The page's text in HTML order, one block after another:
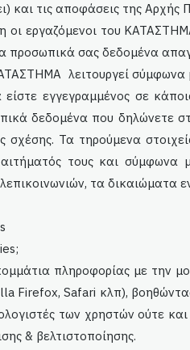
και τις αποφάσεις της
οι εργαζόμενοι του
προσωπικά σας δεδομένα
λειτουργεί
είστε εγγεγραμμένος σε
δεδομένα που δηλώνετε
σχέσης. Τα τηρούμενα
τους και σύμφωνα
τα δικαιώματα
πληροφορίας με την
Firefox,Safari κλπ),
των χρηστών ούτε
& βελτιστοποίησης.